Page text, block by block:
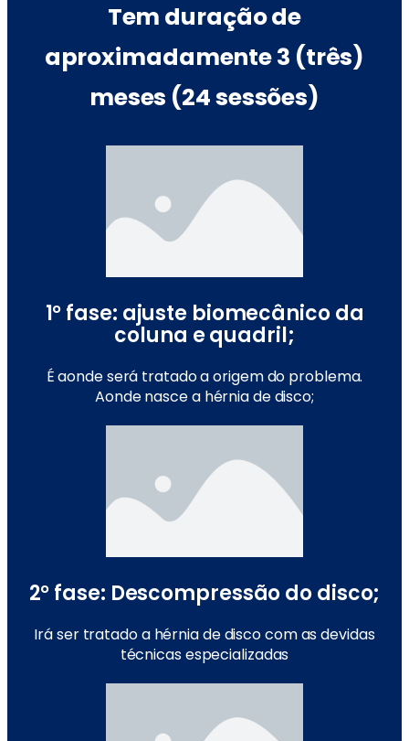
Tem duração de
aproximadamente 3 (três)
meses (24 sessões)
1° fase: ajuste biomecânico da
coluna e quadril;
É aonde será tratado a origem do problema.
Aonde nasce a hérnia de disco;
2° fase: Descompressão do disco;
Irá ser tratado a hérnia de disco com as devidas
técnicas especializadas